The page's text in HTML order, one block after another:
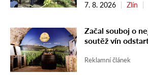
7. 8. 2026 Zlín
Začal souboj o
soutěž vín
Reklamní článek